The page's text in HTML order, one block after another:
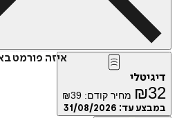
איזה פורמט בא לך?
₪ מחיר קודם: ₪39
עד:31/08/2026